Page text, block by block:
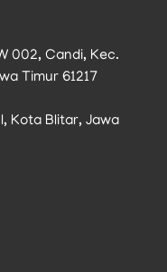
002, Candi, Kec.
Timur 61217
Kota Blitar, Jawa